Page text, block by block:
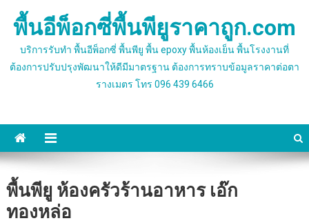
พื้นอีพ็อกซี่พื้นพียูราคาถูก.com
บริการรับทำ พื้นอีพ็อกซี่ พื้นพียู พื้น epoxy พื้นห้องเย็น พื้นโรงงานที่
ต้องการปรับปรุงพัฒนาให้ดีมีมาตรฐาน ต้องการทราบข้อมูลราคาต่อตา
รางเมตร โทร 096 439 6466
พื้นพียู ห้องครัวร้านอาหาร เอ๊ก
ทองหล่อ